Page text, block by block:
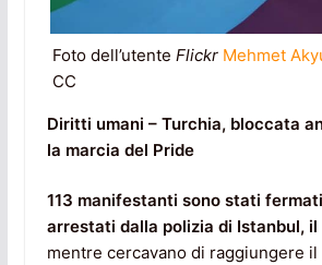
Foto dell’utente Flickr Mehmet
CC
Diritti umani – Turchia, bloccata
la marcia del Pride
113 manifestanti sono stati
arrestati dalla polizia di Istanbul, il
mentre cercavano di raggiungere